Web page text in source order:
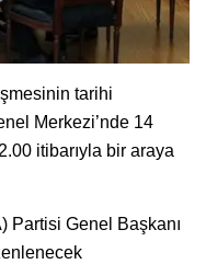
tarihi
Merkezi’nde 14
itibarıyla bir araya
Partisi Genel Başkanı